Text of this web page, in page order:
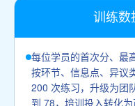
训练数
每位学员的首次分、最
按环节、信息点、异议
200 次练习，升级为团
到 78，培训投入转化为